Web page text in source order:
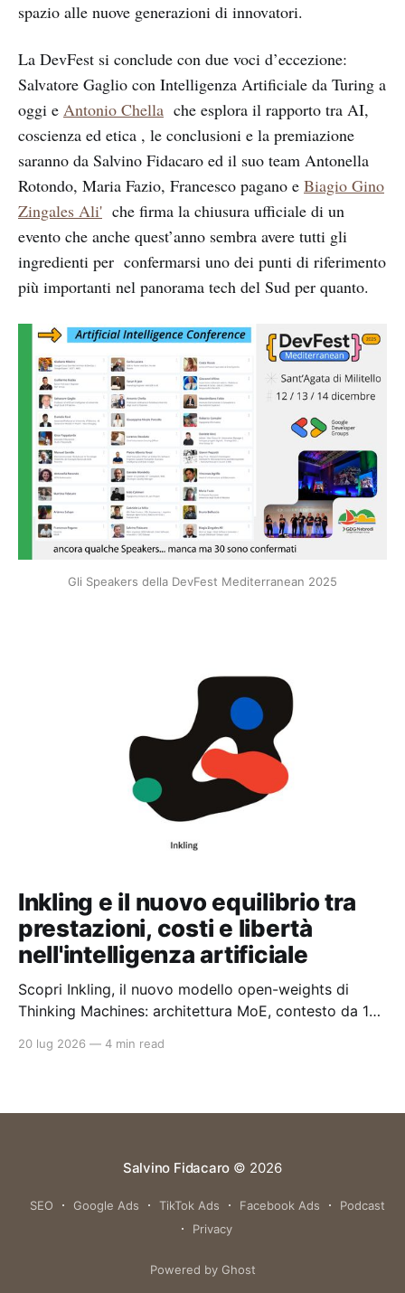
spazio alle nuove generazioni di innovatori.
La DevFest si conclude con due voci d’eccezione:
Salvatore Gaglio con Intelligenza Artificiale da Turing a
oggi e Antonio Chella che esplora il rapporto tra AI,
coscienza ed etica , le conclusioni e la premiazione
saranno da Salvino Fidacaro ed il suo team Antonella
Rotondo, Maria Fazio, Francesco pagano e Biagio Gino
Zingales Ali' che firma la chiusura ufficiale di un
evento che anche quest’anno sembra avere tutti gli
ingredienti per confermarsi uno dei punti di riferimento
più importanti nel panorama tech del Sud per quanto.
Gli Speakers della DevFest Mediterranean 2025
Inkling e il nuovo equilibrio tra
prestazioni, costi e libertà
nell'intelligenza artificiale
Scopri Inkling, il nuovo modello open-weights di
Thinking Machines: architettura MoE, contesto da 1
enterprise.
20 lug 2026 — 4 min read
Salvino Fidacaro © 2026
SEO Google Ads TikTok Ads Facebook Ads
Podcast
Privacy
Powered by Ghost